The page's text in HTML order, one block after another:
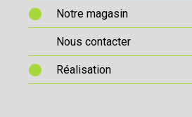
Notre magasin
Nous contacter
Réalisation